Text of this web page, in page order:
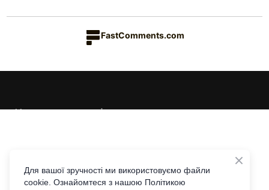
FastComments.com
Каталог товарів
Дім & Кухня
Доставка та оплата
Для вашої зручності ми використовуємо файли
cookie. Ознайомтеся з нашою Політикою